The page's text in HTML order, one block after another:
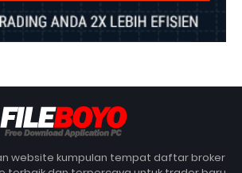
website kumpulan tempat daftar broker